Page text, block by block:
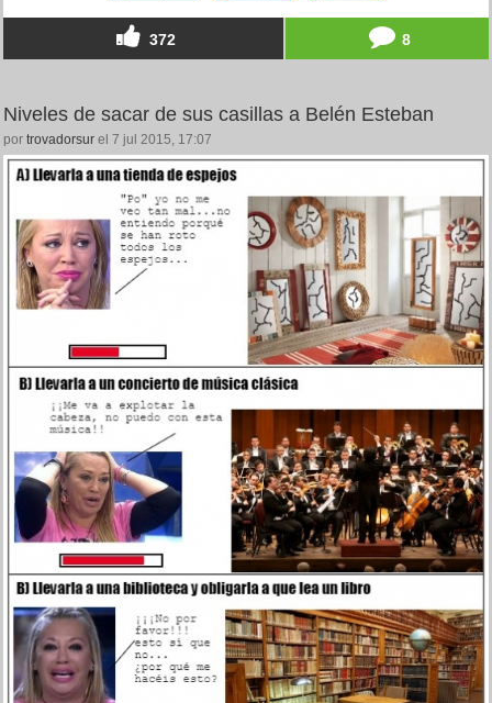
372 8
Niveles de sacar de sus casillas a Belén Esteban
por trovadorsur el 7 jul 2015, 17:07